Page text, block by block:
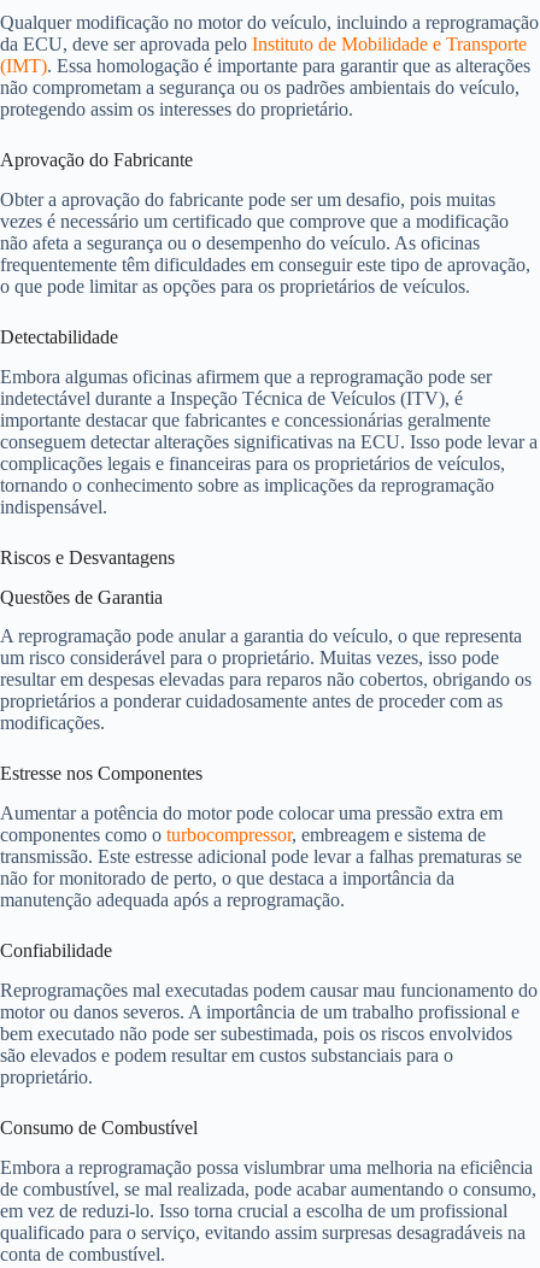
Qualquer modificação no motor do veículo, incluindo a reprogramação
da ECU, deve ser aprovada pelo Instituto de Mobilidade e Transporte
(IMT). Essa homologação é importante para garantir que as alterações
não comprometam a segurança ou os padrões ambientais do veículo,
protegendo assim os interesses do proprietário.
Aprovação do Fabricante
Obter a aprovação do fabricante pode ser um desafio, pois muitas
vezes é necessário um certificado que comprove que a modificação
não afeta a segurança ou o desempenho do veículo. As oficinas
frequentemente têm dificuldades em conseguir este tipo de aprovação,
o que pode limitar as opções para os proprietários de veículos.
Detectabilidade
Embora algumas oficinas afirmem que a reprogramação pode ser
indetectável durante a Inspeção Técnica de Veículos (ITV), é
importante destacar que fabricantes e concessionárias geralmente
conseguem detectar alterações significativas na ECU. Isso pode levar a
complicações legais e financeiras para os proprietários de veículos,
tornando o conhecimento sobre as implicações da reprogramação
indispensável.
Riscos e Desvantagens
Questões de Garantia
A reprogramação pode anular a garantia do veículo, o que representa
um risco considerável para o proprietário. Muitas vezes, isso pode
resultar em despesas elevadas para reparos não cobertos, obrigando os
proprietários a ponderar cuidadosamente antes de proceder com as
modificações.
Estresse nos Componentes
Aumentar a potência do motor pode colocar uma pressão extra em
componentes como o turbocompressor, embreagem e sistema de
transmissão. Este estresse adicional pode levar a falhas prematuras se
não for monitorado de perto, o que destaca a importância da
manutenção adequada após a reprogramação.
Confiabilidade
Reprogramações mal executadas podem causar mau funcionamento do
motor ou danos severos. A importância de um trabalho profissional e
bem executado não pode ser subestimada, pois os riscos envolvidos
são elevados e podem resultar em custos substanciais para o
proprietário.
Consumo de Combustível
Embora a reprogramação possa vislumbrar uma melhoria na eficiência
de combustível, se mal realizada, pode acabar aumentando o consumo,
em vez de reduzi-lo. Isso torna crucial a escolha de um profissional
qualificado para o serviço, evitando assim surpresas desagradáveis na
conta de combustível.